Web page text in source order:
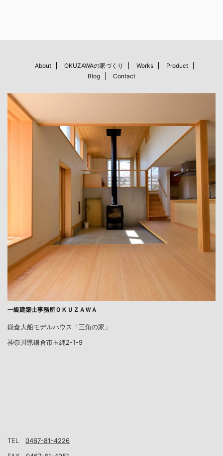
About OKUZAWAの家づくり Works
Product
Blog
Contact
一級建築士事務所ＯＫＵＺＡＷＡ
鎌倉大船モデルハウス「三角の家」
神奈川県鎌倉市玉縄2-1-9
TEL 0467-81-4226